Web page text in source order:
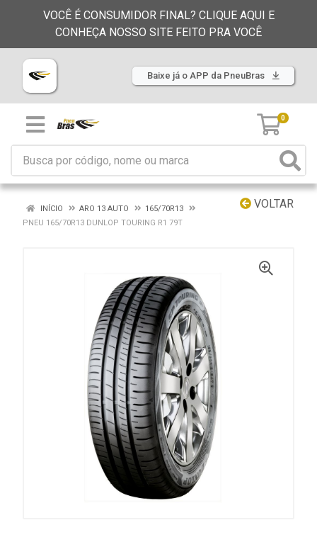
VOCÊ É CONSUMIDOR FINAL? CLIQUE AQUI E
CONHEÇA NOSSO SITE FEITO PRA VOCÊ
Baixe já o APP da PneuBras
0
VOLTAR
INÍCIO ARO 13 AUTO
165/70R13
PNEU 165/70R13 DUNLOP TOURING R1 79T